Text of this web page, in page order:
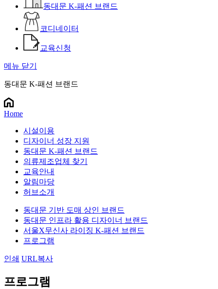
동대문 K-패션 브랜드
코디네이터
교육신청
메뉴 닫기
동대문 K-패션 브랜드
Home
시설이용
디자이너 성장 지원
동대문 K-패션 브랜드
의류제조업체 찾기
교육안내
알림마당
허브소개
동대문 기반 도매 상인 브랜드
동대문 인프라 활용 디자이너 브랜드
서울X무신사 라이징 K-패션 브랜드
프로그램
인쇄 URL복사
프로그램